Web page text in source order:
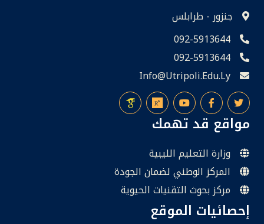
جنزور - طرابلس
092-5913644
092-5913644
Info@utripoli.edu.ly
مواقع قد تهمك
وزارة التعليم الليبية
المركز الوطني لضمان الجودة
مركز بحوث التقنيات الحيوية
إحصائيات الموقع